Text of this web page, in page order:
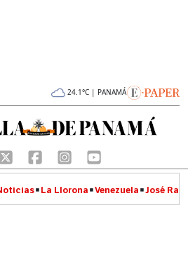
24.1°C | PANAMÁ
La Llorona Venezuela José